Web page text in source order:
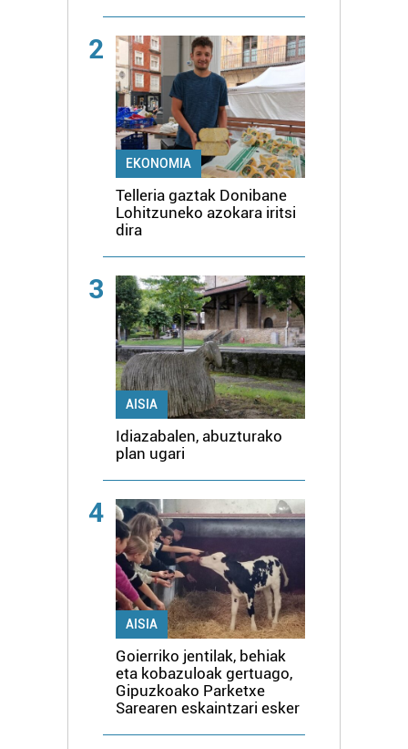
2
EKONOMIA
Telleria gaztak Donibane
Lohitzuneko azokara iritsi
dira
3
AISIA
Idiazabalen, abuzturako
plan ugari
4
AISIA
Goierriko jentilak, behiak
eta kobazuloak gertuago,
Gipuzkoako Parketxe
Sarearen eskaintzari esker